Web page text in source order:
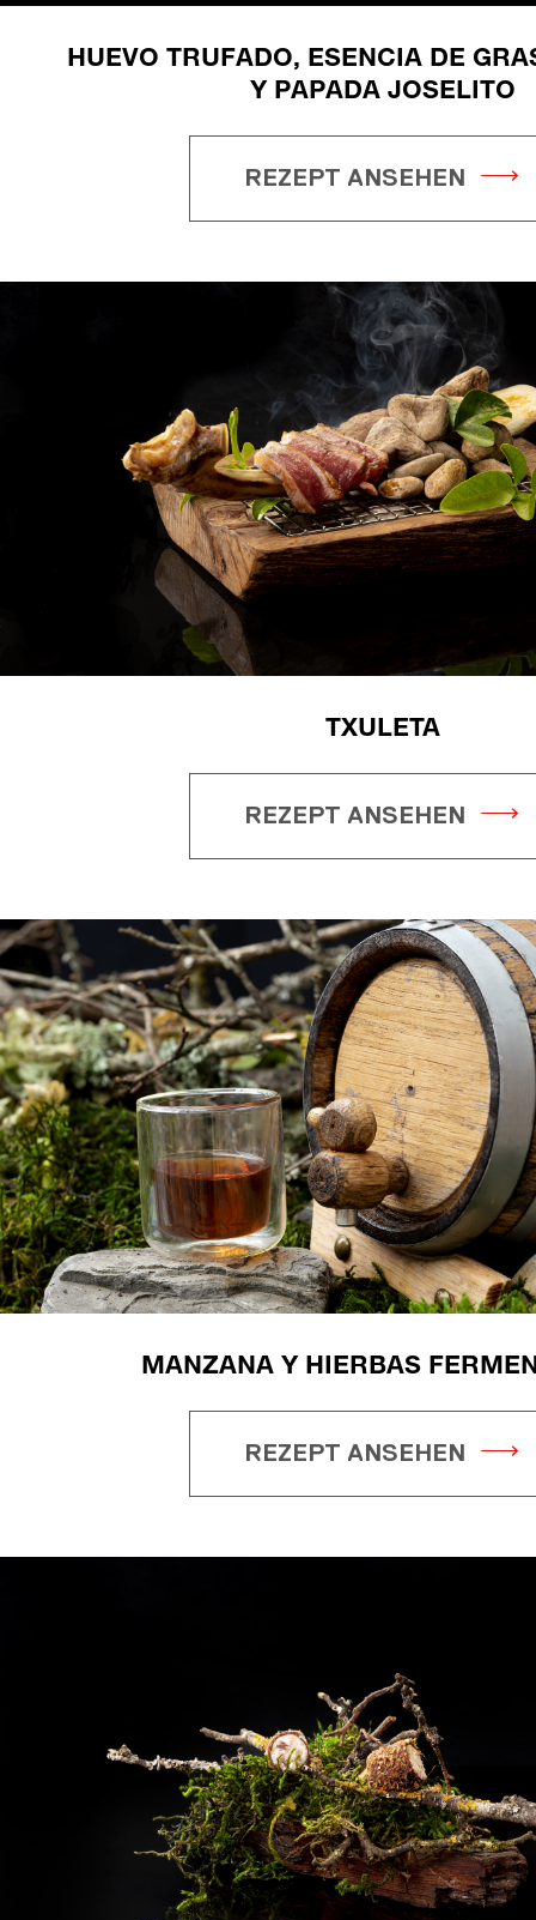
HUEVO TRUFADO, ESENCIA DE
Y PAPADA JOSELITO
REZEPT ANSEHEN
TXULETA
REZEPT ANSEHEN
MANZANA Y HIERBAS
REZEPT ANSEHEN